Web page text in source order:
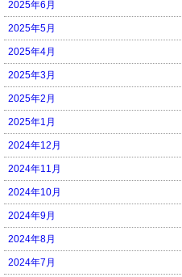
2025年6月
2025年5月
2025年4月
2025年3月
2025年2月
2025年1月
2024年12月
2024年11月
2024年10月
2024年9月
2024年8月
2024年7月